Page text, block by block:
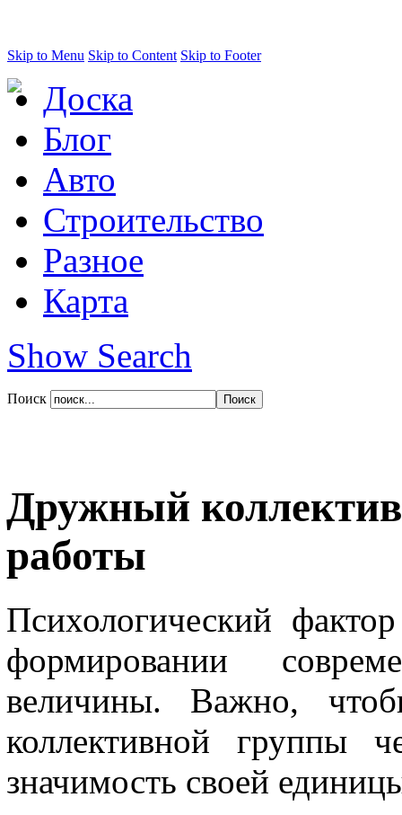
Skip to Menu Skip to Content Skip to Footer
Доска
Блог
Авто
Строительство
Разное
Карта
Show Search
Поиск
Дружный
работы
Психологический
формировании
величины. Важно,
коллективной группы
значимость своей